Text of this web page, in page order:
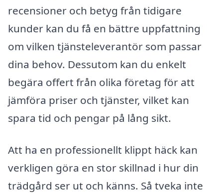
recensioner och betyg från tidigare
kunder kan du få en bättre uppfattning
om vilken tjänsteleverantör som passar
dina behov. Dessutom kan du enkelt
begära offert från olika företag för att
jämföra priser och tjänster, vilket kan
spara tid och pengar på lång sikt.
Att ha en professionellt klippt häck kan
verkligen göra en stor skillnad i hur din
trädgård ser ut och känns. Så tveka inte